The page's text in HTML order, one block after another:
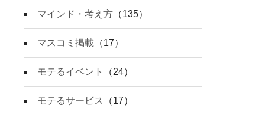
マインド・考え方 （135）
マスコミ掲載 （17）
モテるイベント （24）
モテるサービス （17）